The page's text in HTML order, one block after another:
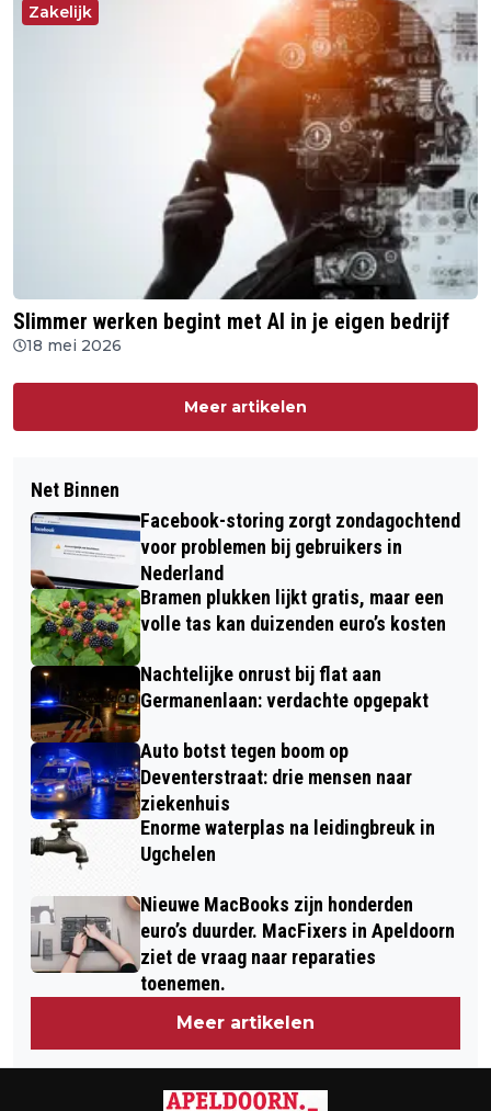
Zakelijk
Slimmer werken begint met AI in je eigen bedrijf
18 mei 2026
Meer artikelen
Net Binnen
Facebook-storing zorgt zondagochtend
voor problemen bij gebruikers in
Nederland
Bramen plukken lijkt gratis, maar een
volle tas kan duizenden euro’s kosten
Nachtelijke onrust bij flat aan
Germanenlaan: verdachte opgepakt
Auto botst tegen boom op
Deventerstraat: drie mensen naar
ziekenhuis
Enorme waterplas na leidingbreuk in
Ugchelen
Nieuwe MacBooks zijn honderden
euro’s duurder. MacFixers in Apeldoorn
ziet de vraag naar reparaties
toenemen.
Meer artikelen